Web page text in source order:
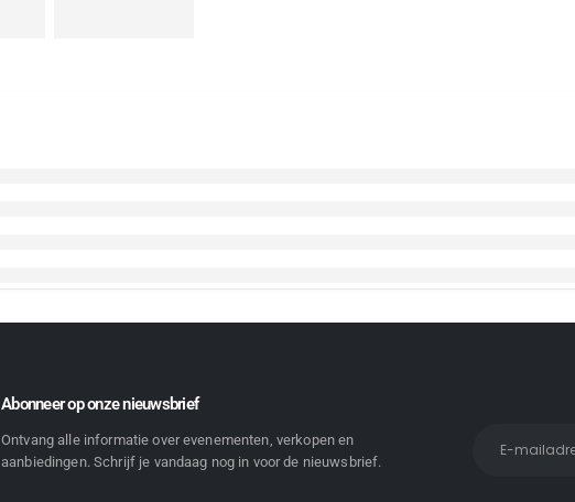
Abonneer op onze nieuwsbrief
Ontvang alle informatie over evenementen, verkopen en
aanbiedingen. Schrijf je vandaag nog in voor de nieuwsbrief.